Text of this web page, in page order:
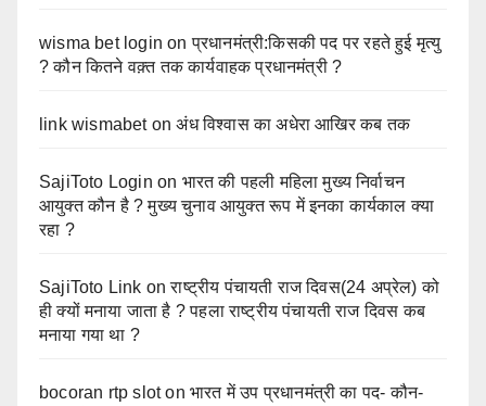
wisma bet login onप्रधानमंत्री:किसकी पद पर रहते हुई मृत्यु
? कौन कितने वक़्त तक कार्यवाहक प्रधानमंत्री ?
link wismabetonअंध विश्वास का अधेरा आखिर कब तक
SajiToto Login on भारत की पहली महिला मुख्य निर्वाचन
आयुक्त कौन है ? मुख्य चुनाव आयुक्त रूप में इनका कार्यकाल क्या
रहा ?
SajiToto Link onराष्ट्रीय पंचायती राज दिवस(24 अप्रेल) को
ही क्यों मनाया जाता है ? पहला राष्ट्रीय पंचायती राज दिवस कब
मनाया गया था ?
bocoran rtp slotonभारत में उप प्रधानमंत्री का पद- कौन-